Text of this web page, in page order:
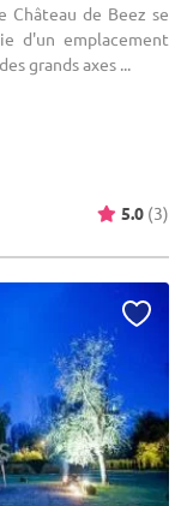
Château de Beez se
d'un emplacement
grands axes ...
5.0 (3)